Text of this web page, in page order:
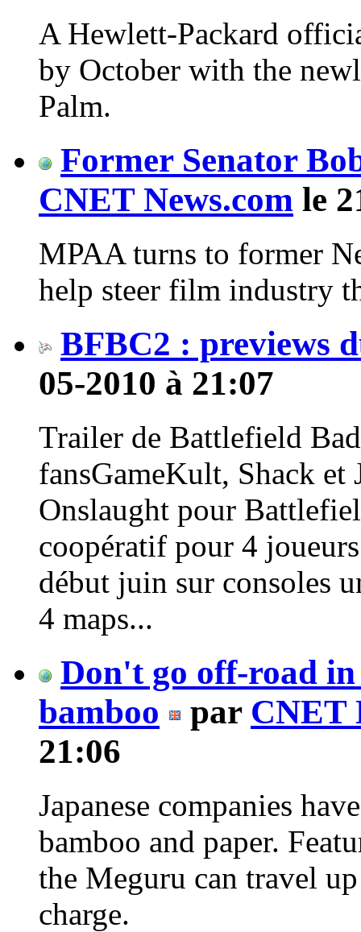
A Hewlett-Packard
by October with the
Palm.
Former Senator
CNET News.com le
MPAA turns to former
help steer film industry
BFBC2 : previews
05-2010 à 21:07
Trailer de Battlefield
fansGameKult, Shack et
Onslaught pour
coopératif pour 4
début juin sur consoles
4 maps...
Don't go off-road
bamboo
par CNET
21:06
Japanese companies
bamboo and paper.
the Meguru can travel
charge.